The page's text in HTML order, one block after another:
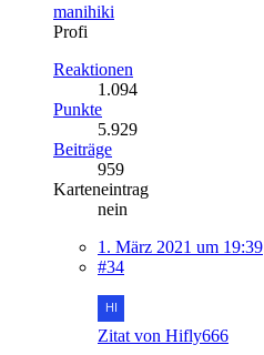
manihiki
Profi
Reaktionen
1.094
Punkte
5.929
Beiträge
959
Karteneintrag
nein
1. März 2021 um 19:39
#34
Zitat von Hifly666